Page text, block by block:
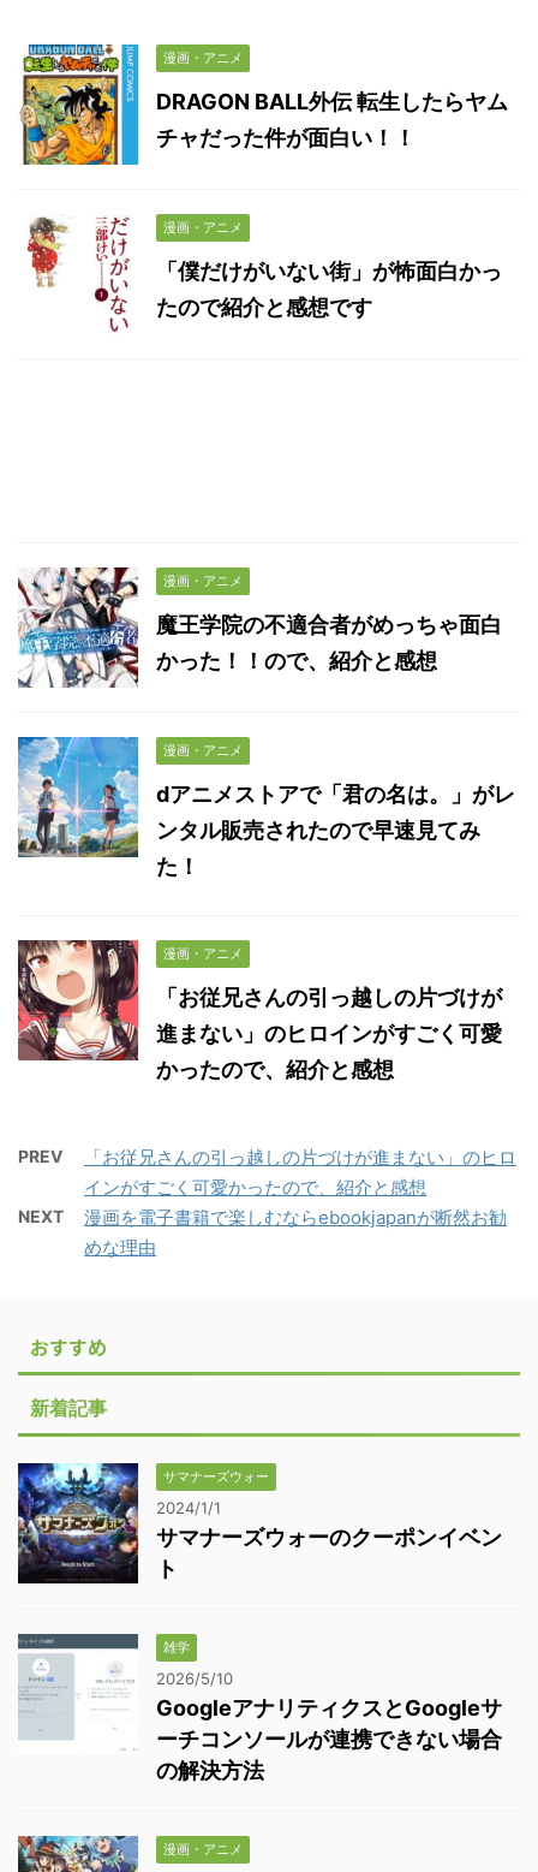
漫画・アニメ
DRAGON BALL外伝 転生したらヤム
チャだった件が面白い！！
漫画・アニメ
「僕だけがいない街」が怖面白かっ
たので紹介と感想です
漫画・アニメ
魔王学院の不適合者がめっちゃ面白
かった！！ので、紹介と感想
漫画・アニメ
dアニメストアで「君の名は。」がレ
ンタル販売されたので早速見てみ
た！
漫画・アニメ
「お従兄さんの引っ越しの片づけが
進まない」のヒロインがすごく可愛
かったので、紹介と感想
PREV
「お従兄さんの引っ越しの片づけが進まない」のヒロ
インがすごく可愛かったので、紹介と感想
NEXT
漫画を電子書籍で楽しむならebookjapanが断然お勧
めな理由
おすすめ
新着記事
サマナーズウォー
2024/1/1
サマナーズウォーのクーポンイベン
ト
雑学
2026/5/10
GoogleアナリティクスとGoogleサ
ーチコンソールが連携できない場合
の解決方法
漫画・アニメ